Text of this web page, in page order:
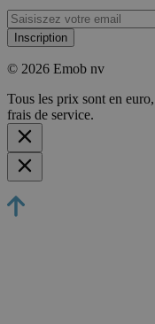
Inscription
© 2026 Emob nv
Tous les prix sont en
frais de service.